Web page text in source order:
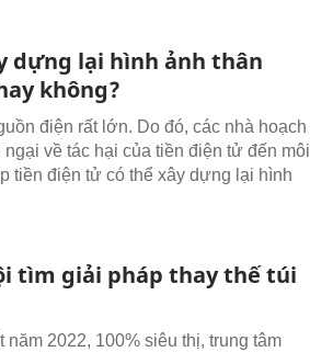
dựng lại hình ảnh thân
không?
điện rất lớn. Do đó, các nhà hoạch
về tác hại của tiền điện tử đến môi
tiền điện tử có thể xây dựng lại hình
tìm giải pháp thay thế túi
năm 2022, 100% siêu thị, trung tâm